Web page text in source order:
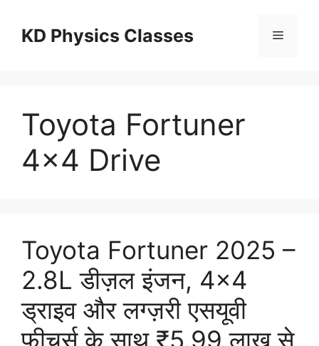
contentKD Physics Classes Menu
Toyota Fortuner
4×4 Drive
Toyota Fortuner 2025 –
2.8L डीज़ल इंजन, 4×4
ड्राइव और लग्ज़री एसयूवी
फीचर्स के साथ ₹5.99 लाख से